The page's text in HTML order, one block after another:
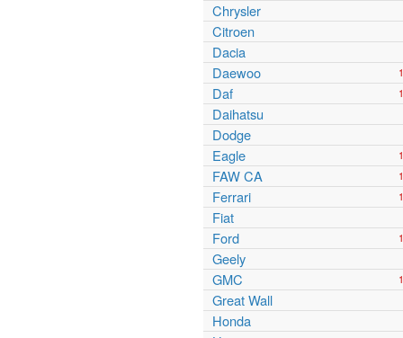
Chrysler
Citroen
Dacia
Daewoo
Daf
Daihatsu
Dodge
Eagle
FAW CA
Ferrari
Fiat
Ford
Geely
GMC
Great Wall
Honda